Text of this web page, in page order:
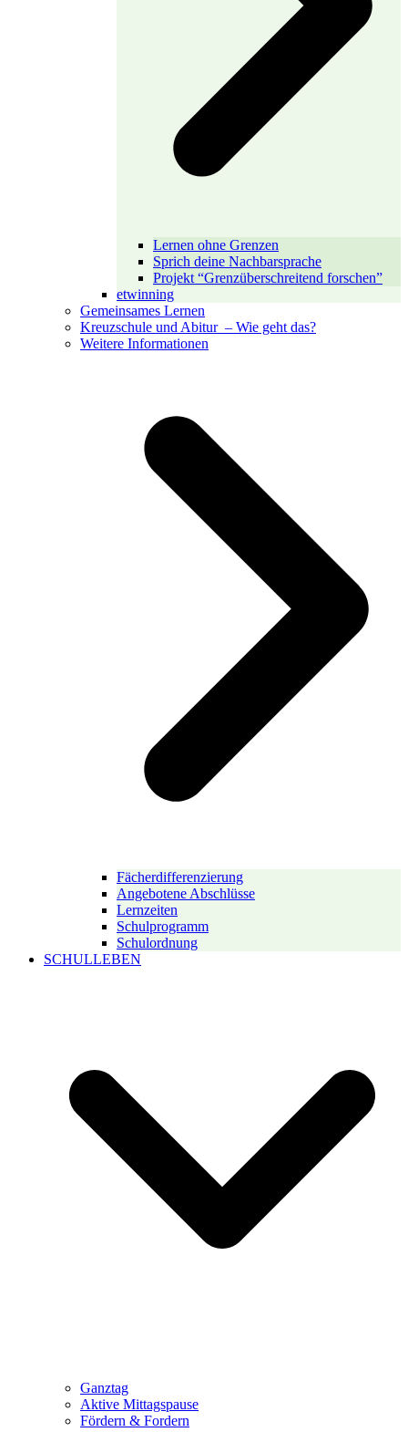
Lernen ohne Grenzen
Sprich deine Nachbarsprache
Projekt “Grenzüberschreitend forschen”
etwinning
Gemeinsames Lernen
Kreuzschule und Abitur – Wie geht das?
Weitere Informationen
Fächerdifferenzierung
Angebotene Abschlüsse
Lernzeiten
Schulprogramm
Schulordnung
SCHULLEBEN
Ganztag
Aktive Mittagspause
Fördern & Fordern